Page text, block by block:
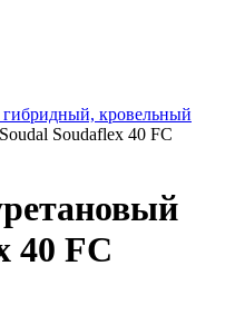
кровельный
Soudaflex 40 FC
40 FC